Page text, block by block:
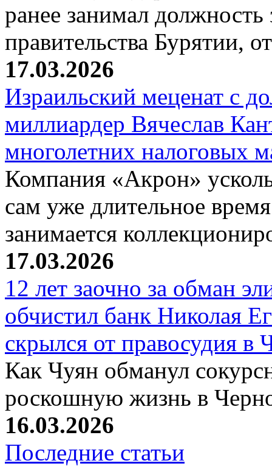
ранее занимал должность
правительства Бурятии,
17.03.2026
Израильский меценат с
миллиардер Вячеслав
многолетних налоговых
Компания «Акрон»
сам уже длительное
занимается
17.03.2026
12 лет заочно за обман
обчистил банк Николая
скрылся от правосудия в
Как Чуян обманул
роскошную жизнь в
16.03.2026
Последние статьи